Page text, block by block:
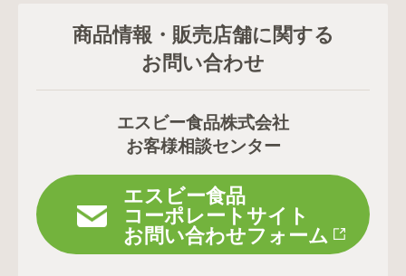
商品情報・販売店舗に関する
お問い合わせ
エスビー食品株式会社
お客様相談センター
エスビー食品
コーポレートサイト
お問い合わせフォーム